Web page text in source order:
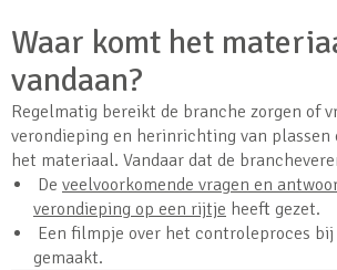
Waar komt het
vandaan?
Regelmatig bereikt de branche zorgen of
verondieping en herinrichting van plassen
het materiaal. Vandaar dat de
De veelvoorkomende vragen en
verondieping op een rijtje heeft gezet.
Een filmpje over het controleproces
gemaakt.